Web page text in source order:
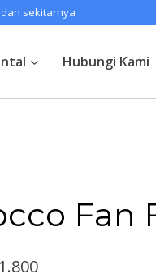
sekitarnya
Hubungi Kami
Fan